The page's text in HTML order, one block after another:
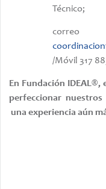
Técnico;
correo
/Móvil 317
En Fundación
perfeccionar
una experiencia aún